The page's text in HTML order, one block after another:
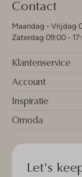
Contact
Maandag - Vrijdag
Zaterdag 09:00 -
Klantenservice
Account
Inspiratie
Omoda
Let's